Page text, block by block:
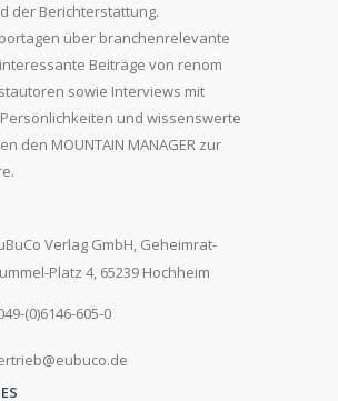
der Berichterstattung.
über branchenrelevante
Beiträge von renom
sowie Interviews mit
und wissenswerte
den MOUNTAIN MANAGER zur
Verlag GmbH, Geheimrat-
Platz 4, 65239 Hochheim
(0)6146-605-0